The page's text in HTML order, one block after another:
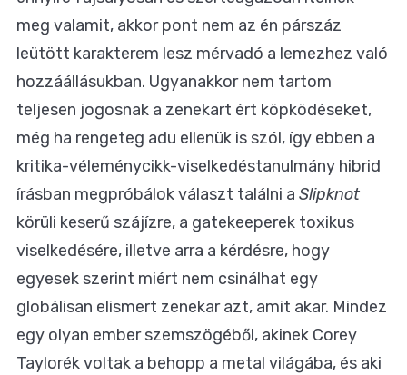
meg valamit, akkor pont nem az én párszáz
leütött karakterem lesz mérvadó a lemezhez való
hozzáállásukban. Ugyanakkor nem tartom
teljesen jogosnak a zenekart ért köpködéseket,
még ha rengeteg adu ellenük is szól, így ebben a
kritika-véleménycikk-viselkedéstanulmány hibrid
írásban megpróbálok választ találni a Slipknot
körüli keserű szájízre, a gatekeeperek toxikus
viselkedésére, illetve arra a kérdésre, hogy
egyesek szerint miért nem csinálhat egy
globálisan elismert zenekar azt, amit akar. Mindez
egy olyan ember szemszögéből, akinek Corey
Taylorék voltak a behopp a metal világába, és aki